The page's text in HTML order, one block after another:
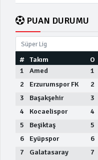
PUAN DURUMU
Süper Lig
# Takım O
1
Amed 1
2
Erzurumspor FK 2
3
Başakşehir 3
4
Kocaelispor 4
5
Beşiktaş 5
6
Eyüpspor 6
7
Galatasaray 7